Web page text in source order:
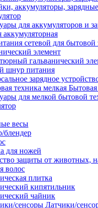
аккумуляторы,
для аккумуляторов и
аккумуляторная
сетевой для бытовой
элемент
гальванический
шнур питания
зарядное
для мелкой бытовой
весы
блендер
для ножей
защиты от животных,
волос
плитка
кипятильник
чайник
Датчики/